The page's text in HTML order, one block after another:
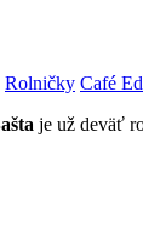
Rolničky Café
je už deväť